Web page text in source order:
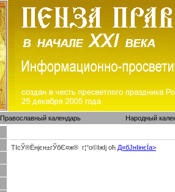
Православный календарь Народный
ТІсЎ®Ёнјєн±­гЎ­бЄ¤ж® г¦°о©ІжІј оћ Д«бЈ­нІінєЇa>